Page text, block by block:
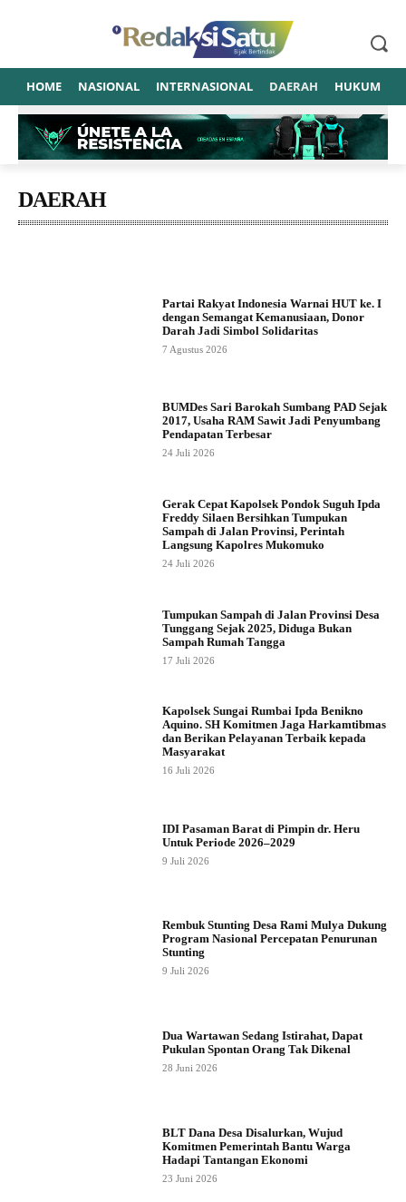
HOME NASIONAL INTERNASIONAL DAERAH HUKUM
DAERAH
Partai Rakyat Indonesia Warnai HUT ke. I
dengan Semangat Kemanusiaan, Donor
Darah Jadi Simbol Solidaritas
7 Agustus 2026
BUMDes Sari Barokah Sumbang PAD Sejak
2017, Usaha RAM Sawit Jadi Penyumbang
Pendapatan Terbesar
24 Juli 2026
Gerak Cepat Kapolsek Pondok Suguh Ipda
Freddy Silaen Bersihkan Tumpukan
Sampah di Jalan Provinsi, Perintah
Langsung Kapolres Mukomuko
24 Juli 2026
Tumpukan Sampah di Jalan Provinsi Desa
Tunggang Sejak 2025, Diduga Bukan
Sampah Rumah Tangga
17 Juli 2026
Kapolsek Sungai Rumbai Ipda Benikno
Aquino. SH Komitmen Jaga Harkamtibmas
dan Berikan Pelayanan Terbaik kepada
Masyarakat
16 Juli 2026
IDI Pasaman Barat di Pimpin dr. Heru
Untuk Periode 2026–2029
9 Juli 2026
Rembuk Stunting Desa Rami Mulya Dukung
Program Nasional Percepatan Penurunan
Stunting
9 Juli 2026
Dua Wartawan Sedang Istirahat, Dapat
Pukulan Spontan Orang Tak Dikenal
28 Juni 2026
BLT Dana Desa Disalurkan, Wujud
Komitmen Pemerintah Bantu Warga
Hadapi Tantangan Ekonomi
23 Juni 2026